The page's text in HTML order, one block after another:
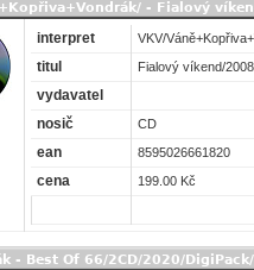
- Fialový
interpret VKV/
titul Fialový víkend/
vydavatel
nosič
CD
ean 8595026661820
cena 199.00 Kč
- Best Of 66/2CD/2020/DigiPack/